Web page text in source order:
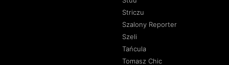
Striczu
Szalony Reporter
Szeli
Tańcula
Tomasz Chic